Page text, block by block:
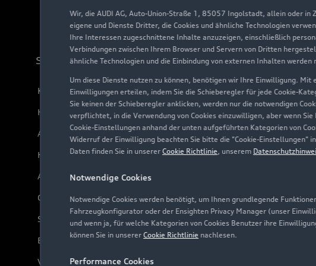
Wir, die AUDI AG, Auto-Union-Straße 1, 85057 Ingolstadt, allein oder
eigene und Dienste Dritter, die Cookies und ähnliche Technologien
Ihre Interessen zugeschnittene Inhalte anzuzeigen, einschließlich
Verbindungen zwischen Ihrem Browser und Servern von Dritten
ähnliche Technologien und die Einbindung von externen Inhalten
Um diese Dienste nutzen zu können, benötigen wir Ihre Einwilligung.
Einwilligungen erteilen, indem Sie die Schieberegler für jede Cookie-
Sie keinen der Schieberegler anklicken, werden nur die notwendigen
verpflichtet, in die Verwendung von Cookies einzuwilligen, aber wenn
Cookie-Einstellungen anhand der unten aufgeführten Kategorien von
Widerruf der Einwilligung beachten Sie bitte die "Cookie-Einstellungen"
Daten finden Sie in unsererCookie Richtlinie, unserem
Notwendige Cookies
Notwendige Cookies werden benötigt, um Ihnen grundlegende
Fahrzeugkonfigurator oder der Ensighten Privacy Manager (unser
und wenn ja, für welche Kategorien von Cookies Benutzer ihre
können Sie in unsererCookie Richtlinie nachlesen.
Performance Cookies
Support
Kundenservice
Händlersuche
Audi Code
Häufige Fragen (FAQ)
Audi Online Beratung
Online-Terminvereinbarung
Servicekontakt
Bordbuch & Bedienungsanleitungen
Verträge kündigen
Über
Karriere
Presse
Audi